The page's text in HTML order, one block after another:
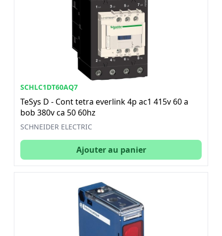
SCHLC1DT60AQ7
TeSys D - Cont tetra everlink 4p ac1 415v 60 a
bob 380v ca 50 60hz
SCHNEIDER ELECTRIC
Ajouter au panier